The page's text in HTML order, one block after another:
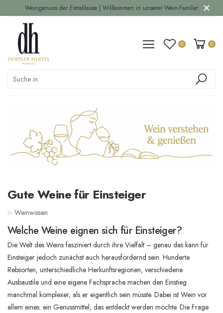
Weingenuss der Extraklasse | Willkommen in unserer Wein-Familie!
0 0
Gute Weine für Einsteiger
in Weinwissen
Welche Weine eignen sich für Einsteiger?
Die Welt des Weins fasziniert durch ihre Vielfalt – genau das kann für
Einsteiger jedoch zunächst auch herausfordernd sein. Hunderte
Rebsorten, unterschiedliche Herkunftsregionen, verschiedene
Ausbaustile und eine eigene Fachsprache machen den Einstieg
manchmal komplexer, als er eigentlich sein müsste. Dabei ist Wein vor
allem eines: ein Genussmittel, das entdeckt werden möchte. Die Frage